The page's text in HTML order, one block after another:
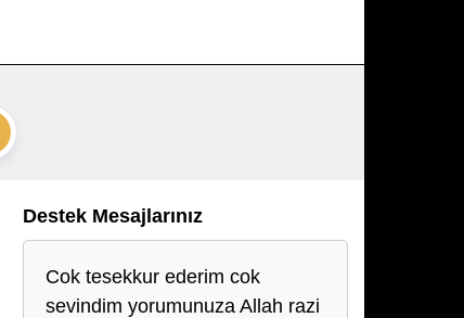
Destek Mesajlarınız
Cok tesekkur ederim cok
sevindim yorumunuza Allah razi